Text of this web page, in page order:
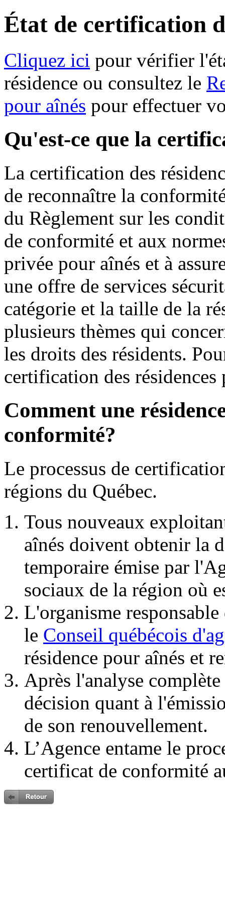
État de certification
Cliquez ici pour vérifier
résidence ou consultez le
pour aînés pour effectuer
Qu'est-ce que la
La certification des
de reconnaître la
du Règlement sur les
de conformité et aux
privée pour aînés et à
une offre de services
catégorie et la taille de la
plusieurs thèmes qui
les droits des résidents.
certification des
Comment une
conformité?
Le processus de
régions du Québec.
Tous nouveaux
aînés doivent obtenir la
temporaire émise par
sociaux de la région où
L'organisme
le Conseil québécois
résidence pour aînés et
Après l'analyse
décision quant à
de son renouvellement.
L’Agence entame le
certificat de conformité